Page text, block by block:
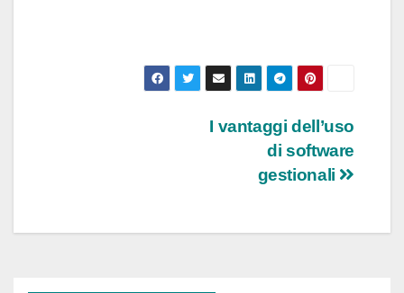
NavigazioneI vantaggi dell’uso
di software
gestionali